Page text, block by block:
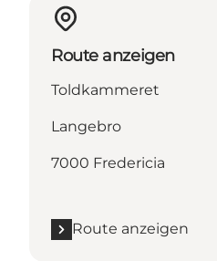
Route anzeigen
Toldkammeret
Langebro
7000 Fredericia
Route anzeigen